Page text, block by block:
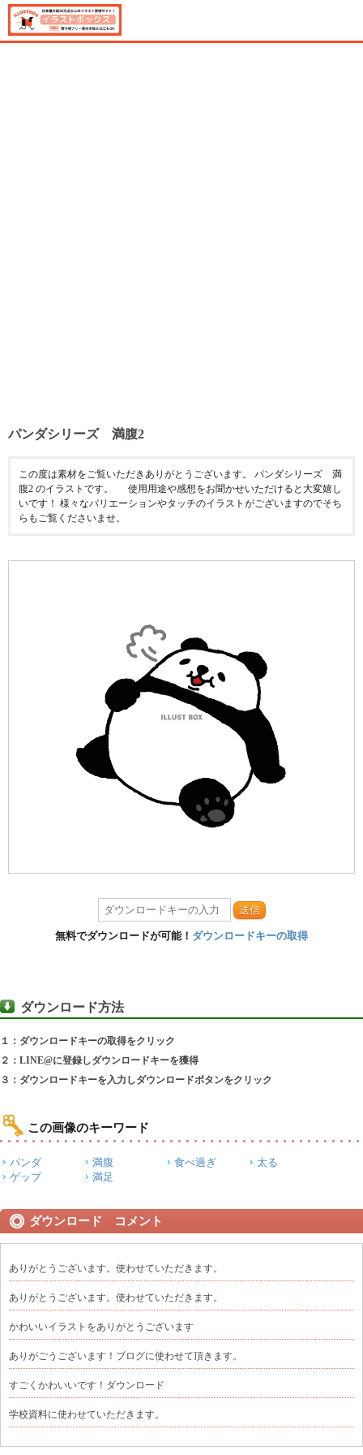
パンダシリーズ 満腹2
この度は素材をご覧いただきありがとうございます。 パンダシリーズ 満
腹2 のイラストです。 使用用途や感想をお聞かせいただけると大変嬉し
いです！ 様々なバリエーションやタッチのイラストがございますのでそち
らもご覧くださいませ。
送信
無料でダウンロードが可能！ ダウンロードキーの取得
ダウンロード方法
１：ダウンロードキーの取得をクリック
２：LINE@に登録しダウンロードキーを獲得
３：ダウンロードキーを入力しダウンロードボタンをクリック
この画像のキーワード
パンダ 満腹 食べ過ぎ
太る
ゲップ
満足
ダウンロード コメント
ありがとうございます。使わせていただきます。
ありがとうございます。使わせていただきます。
かわいいイラストをありがとうございます
ありがごうございます！ブログに使わせて頂きます。
すごくかわいいです！ダウンロード
学校資料に使わせていただきます。